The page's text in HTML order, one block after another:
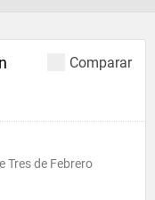
Comparar
Tres de Febrero